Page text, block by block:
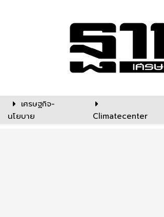
เศรษฐกิจ-
นโยบาย
Climatecenter